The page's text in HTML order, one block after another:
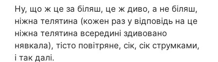
Ну, що ж це за біляш, це ж диво, а не біляш,
ніжна телятина (кожен раз у відповідь на це
ніжна телятина всередині здивовано
нявкала), тісто повітряне, сік, сік струмками,
і так далі.